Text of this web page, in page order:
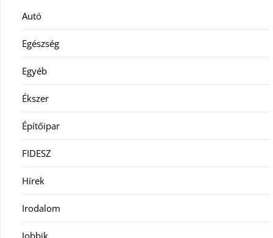
Autó
Egészség
Egyéb
Ékszer
Építőipar
FIDESZ
Hírek
Irodalom
Jobbik